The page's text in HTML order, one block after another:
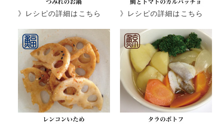
》レシピの詳細はこちら 》レシピの詳細はこちら